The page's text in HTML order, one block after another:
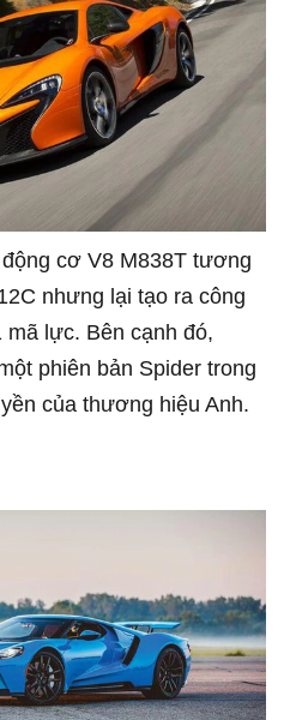
cơ V8 M838T tương
nhưng lại tạo ra công
lực. Bên cạnh đó,
phiên bản Spider trong
của thương hiệu Anh.